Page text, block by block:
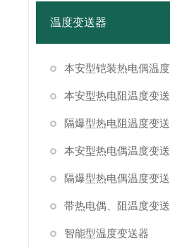
温度变送器
本安型热电阻温度变
隔爆型热电阻温度变
本安型热电偶温度变
隔爆型热电偶温度变
带热电偶、阻温度变
智能型温度变送器